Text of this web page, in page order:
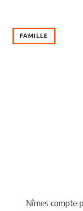
FAMILLE
Nîmes compte